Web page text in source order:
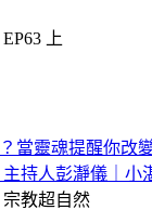
上
當靈魂提醒你改
持人彭瀞儀｜小
宗教超自然